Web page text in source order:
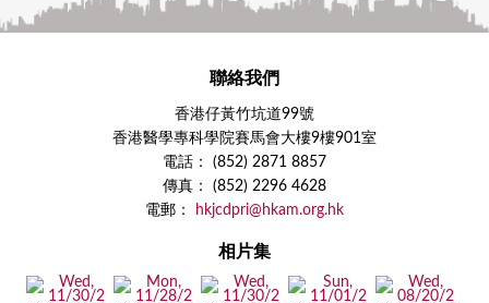
聯絡我們
香港仔黃竹坑道99號
香港醫學專科學院賽馬會大樓9樓901室
電話： (852) 2871 8857
傳真： (852) 2296 4628
電郵：
hkjcdpri@hkam.org.hk
相片集